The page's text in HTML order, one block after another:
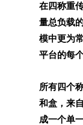
在四称重
量总负载
模中更为
平台的每
所有四个
和盒，来
成一个单